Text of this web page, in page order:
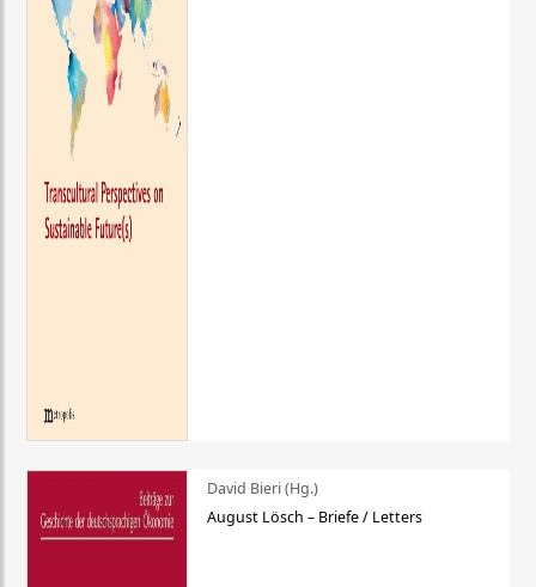
David Bieri (Hg.)
August Lösch – Briefe / Letters